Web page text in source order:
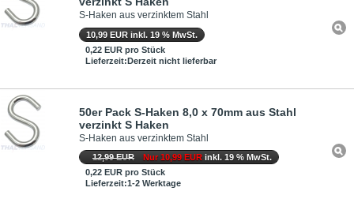
S-Haken aus verzinktem Stahl
10,99 EUR inkl. 19 % MwSt.
0,22 EUR pro Stück
Lieferzeit:Derzeit nicht lieferbar
50er Pack S-Haken 8,0 x 70mm aus Stahl
verzinkt S Haken
S-Haken aus verzinktem Stahl
12,99 EUR Nur 10,99 EUR inkl. 19 % MwSt.
0,22 EUR pro Stück
Lieferzeit:1-2 Werktage